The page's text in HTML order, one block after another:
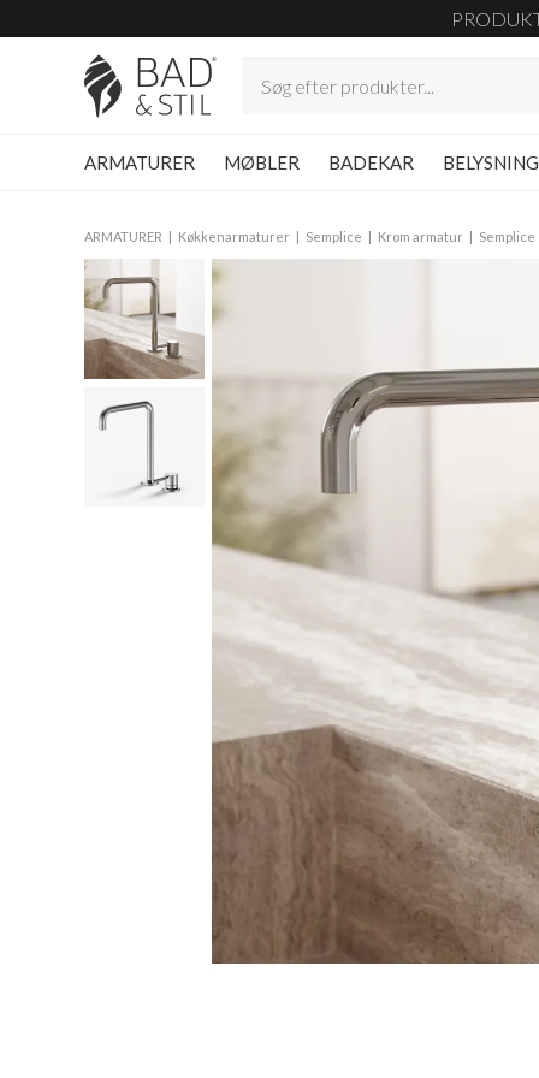
ARMATURER MØBLER BADEKAR BELYSNING
ARMATURER Køkkenarmaturer Semplice Krom armatur Semplice